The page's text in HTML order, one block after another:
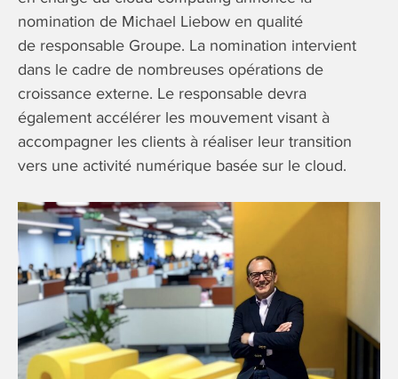
nomination de Michael Liebow en qualité
de responsable Groupe. La nomination intervient
dans le cadre de nombreuses opérations de
croissance externe. Le responsable devra
également accélérer les mouvement visant à
accompagner les clients à réaliser leur transition
vers une activité numérique basée sur le cloud.